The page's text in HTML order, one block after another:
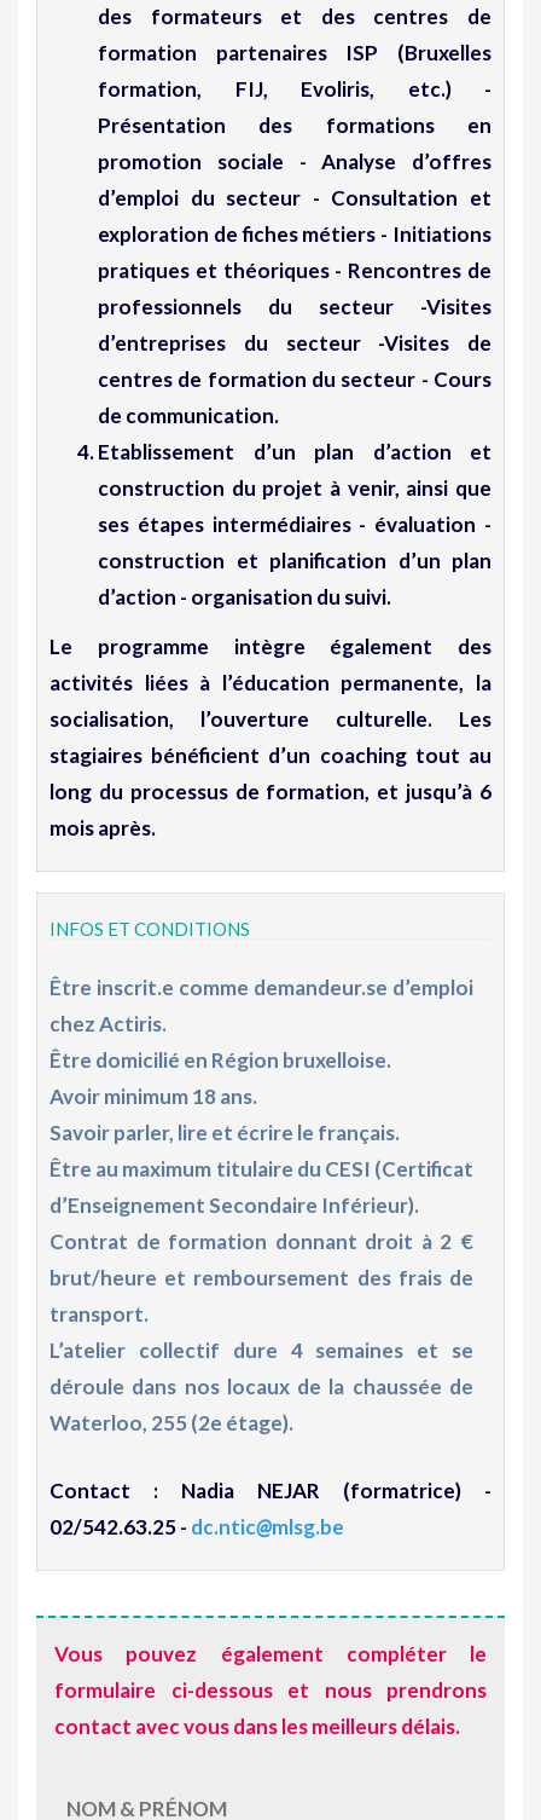
des formateurs et des centres de
formation partenaires ISP (Bruxelles
formation, FIJ, Evoliris, etc.) -
Présentation des formations en
promotion sociale - Analyse d’offres
d’emploi du secteur - Consultation et
exploration de fiches métiers - Initiations
pratiques et théoriques - Rencontres de
professionnels du secteur -Visites
d’entreprises du secteur -Visites de
centres de formation du secteur - Cours
de communication.
Etablissement d’un plan d’action et
construction du projet à venir, ainsi que
ses étapes intermédiaires - évaluation -
construction et planification d’un plan
d’action - organisation du suivi.
Le programme intègre également des
activités liées à l’éducation permanente, la
socialisation, l’ouverture culturelle. Les
stagiaires bénéficient d’un coachingtout au
long du processus de formation, et jusqu’à 6
mois après.
INFOS ET CONDITIONS
Être inscrit.e comme demandeur.se d’emploi
chez Actiris.
Être domicilié en Région bruxelloise.
Avoir minimum 18 ans.
Savoir parler, lire et écrire le français.
Être au maximum titulaire du CESI (Certificat
d’Enseignement Secondaire Inférieur).
Contrat de formation donnant droit à 2 €
brut/heure et remboursement des frais de
transport.
L’atelier collectif dure 4 semaines et se
déroule dans nos locaux de la chaussée de
Waterloo, 255 (2e étage).
Contact : Nadia NEJAR (formatrice) -
02/542.63.25 - dc.ntic@mlsg.be
Vous pouvez également compléter le
formulaire ci-dessous et nous prendrons
contact avec vous dans les meilleurs délais.